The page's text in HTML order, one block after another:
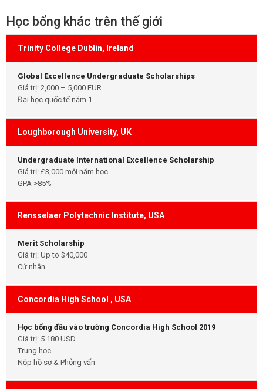
Học bổng khác trên thế giới
Trinity College Dublin, Ireland
Global Excellence Undergraduate Scholarships
Giá trị: 2,000 – 5,000 EUR
Đại học quốc tế năm 1
Loughborough University, UK
Undergraduate International Excellence Scholarship
Giá trị: £3,000 mỗi năm học
GPA >85%
Rensselaer Polytechnic Institute, USA
Merit Scholarship
Giá trị: Up to $40,000
Cử nhân
Concordia High School , USA
Học bổng đầu vào trường Concordia High School 2019
Giá trị: 5.180 USD
Trung học
Nộp hồ sơ & Phỏng vấn